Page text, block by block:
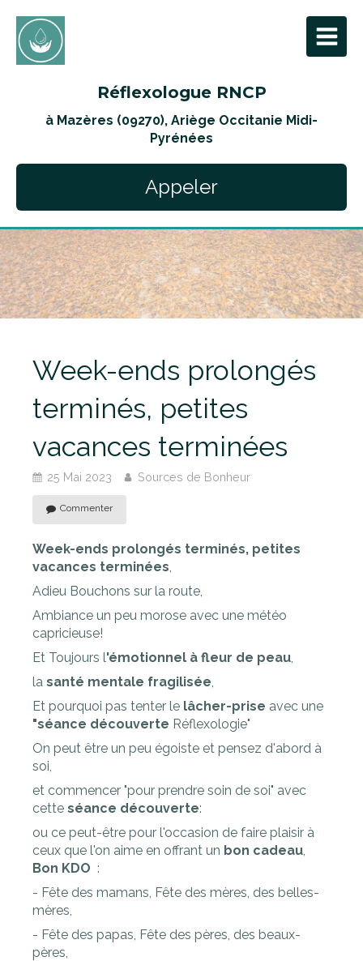
Réflexologue RNCP
à Mazères (09270), Ariège Occitanie Midi-
Pyrénées
Appeler
Week-ends prolongés
terminés, petites
vacances terminées
25 Mai 2023 Sources de Bonheur
Commenter
Week-ends prolongés terminés, petites
vacances terminées
Adieu Bouchons sur la route,
Ambiance un peu morose avec une météo
capricieuse!
Et Toujours l'émotionnel à fleur de peau
la santé mentale fragilisée
Et pourquoi pas tenter le lâcher-prise avec une
"séance découverte Réflexologie"
On peut être un peu égoiste et pensez d'abord à
soi,
et commencer "pour prendre soin de soi" avec
cette séance découverte:
ou ce peut-être pour l'occasion de faire plaisir à
ceux que l'on aime en offrant un bon cadeau
Bon KDO :
- Fête des mamans, Fête des mères, des belles-
mères,
- Fête des papas, Fête des pères, des beaux-
pères,